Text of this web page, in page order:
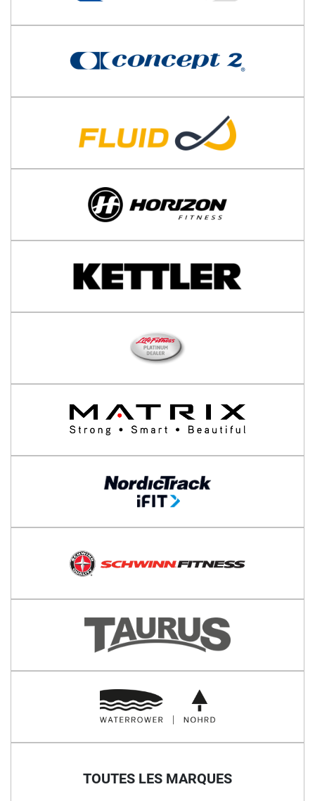
TOUTES LES MARQUES